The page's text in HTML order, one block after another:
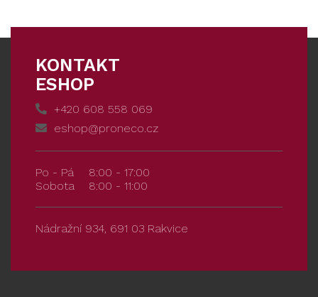
KONTAKT
ESHOP
+420 608 558 069
eshop@proneco.cz
Po - Pá
8:00 - 17:00
Sobota
8:00 - 11:00
Nádražní 934, 691 03 Rakvice